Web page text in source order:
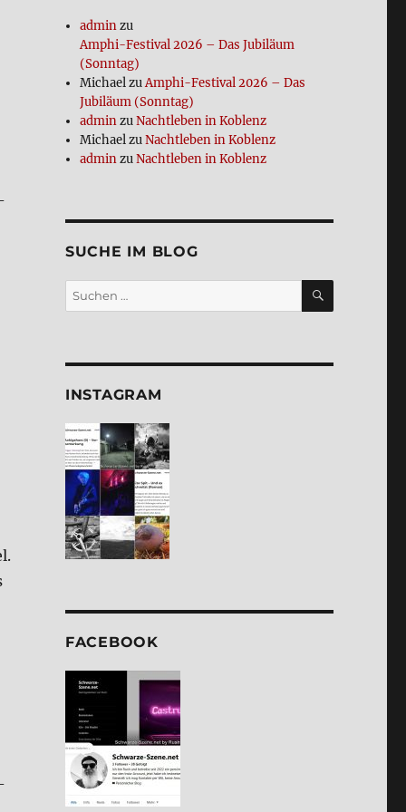
adminzu
Amphi-Festi­val 2026 – Das Jubi­lä­um
(Sonn­tag)
MichaelzuAmphi-Festi­val 2026 – Das
Jubi­lä­um (Sonn­tag)
adminzuNacht­le­ben in Koblenz
MichaelzuNacht­le­ben in Koblenz
adminzuNacht­le­ben in Koblenz
SUCHE IM BLOG
Suchen
nach:
SUCHEN
INSTA­GRAM
FACE­BOOK